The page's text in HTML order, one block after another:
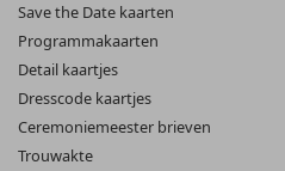
Save the Date kaarten
Programmakaarten
Detail kaartjes
Dresscode kaartjes
Ceremoniemeester brieven
Trouwakte